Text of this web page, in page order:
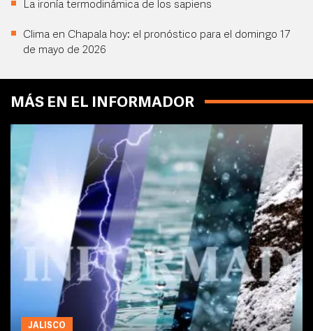
La ironía termodinámica de los sapiens
Clima en Chapala hoy: el pronóstico para el domingo 17
de mayo de 2026
MÁS EN EL INFORMADOR
JALISCO